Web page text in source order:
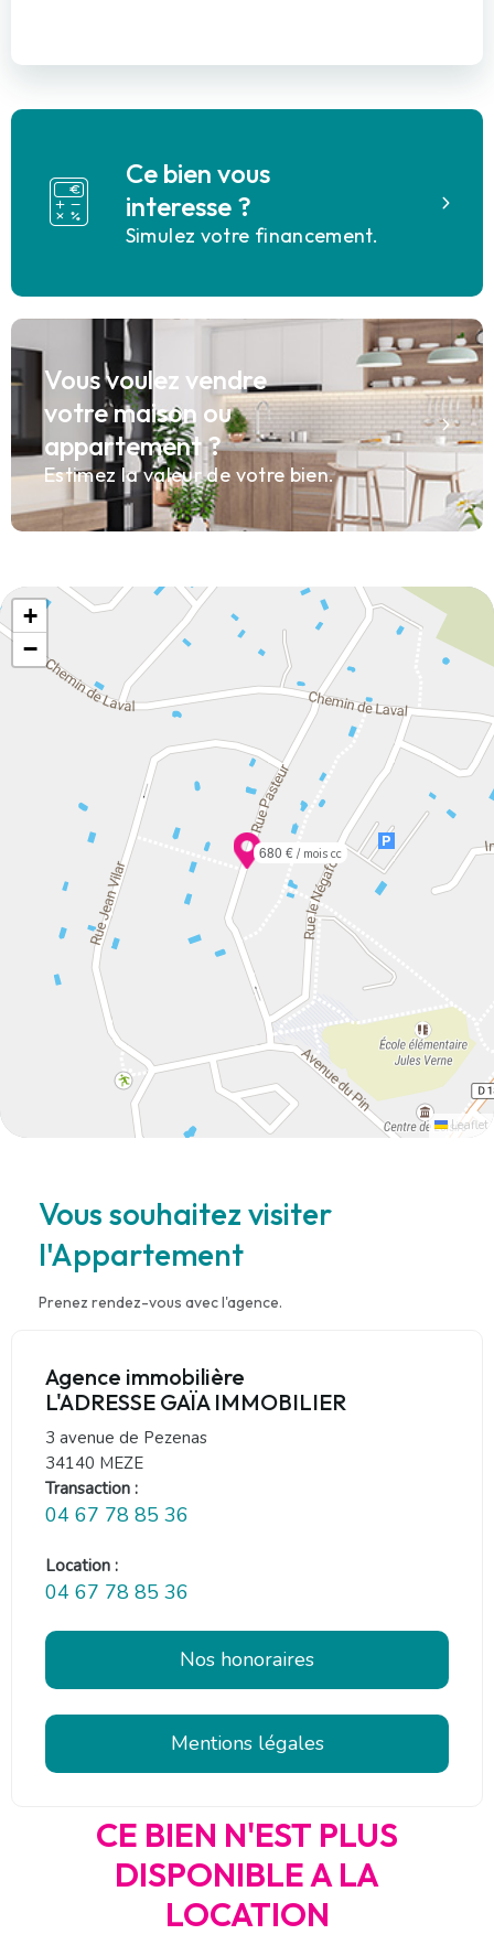
Ce bien vous
interesse ?
Simulez votre financement.
Vous voulez vendre
votre maison ou
appartement ?
Estimez la valeur de votre bien.
680 € / mois cc
+
−
Leaflet
Vous souhaitez visiter
l'Appartement
Prenez rendez-vous avec l'agence.
Agence immobilière
L'ADRESSE GAÏA IMMOBILIER
3 avenue de Pezenas
34140 MEZE
Transaction :
04 67 78 85 36
Location :
04 67 78 85 36
Nos honoraires
Mentions légales
CE BIEN N'EST PLUS
DISPONIBLE A LA
LOCATION